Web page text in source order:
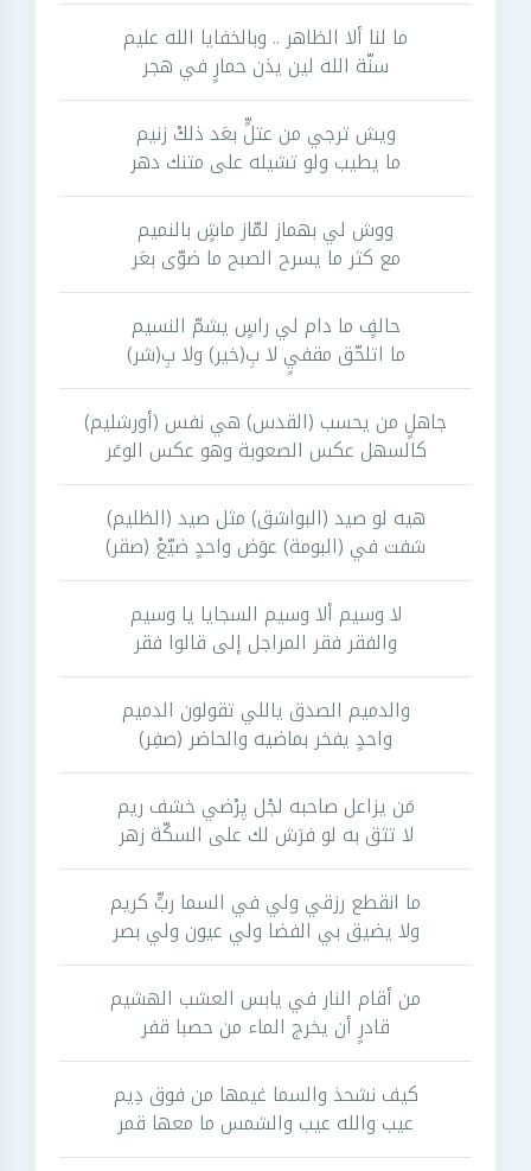
ما لنا ألا الظاهر .. وبالخفايا الله عليم
سنّة الله لين يذن حمارٍ في هجر
ويش ترجي من عتلٍّ بعَد ذلكْ زنيم
ما يطيب ولو تشيله على متنك دهر
ووش لي بهماز لمّاز ماشٍ بالنميم
مع كثر ما يسرح الصبح ما ضوّى بعَر
حالفٍ ما دام لي راسٍ يشمّ النسيم
ما اتلحّق مقفيٍ لا بِ(خير) ولا بِ(شر)
جاهلٍ من يحسب (القدس) هي نفس (أورشليم)
كالسهل عكس الصعوبة وهو عكس الوعَر
هيه لو صيد (البواشق) مثل صيد (الظليم)
شفت في (البومة) عوَض واحدٍ ضيّعْ (صقر)
لا وسيم ألا وسيم السجايا يا وسيم
والفقر فقر المراجل إلى قالوا فقر
والدميم الصدق ياللي تقولون الدميم
واحدٍ يفخر بماضيه والحاضر (صفِر)
مَن يزاعل صاحبه لجْل يِرْضي خشف ريم
لا تثق به لو فرَش لك على السكّة زهر
ما انقطع رزقي ولي في السما ربٍّ كريم
ولا يضيق بي الفضا ولي عيون ولي بصر
من أقام النار في يابس العشب الهشيم
قادرٍ أن يخرج الماء من حصبا قفر
كيف نشحذ والسما غيمها من فوق دِيم
عيب والله عيب والشمس ما معها قمر